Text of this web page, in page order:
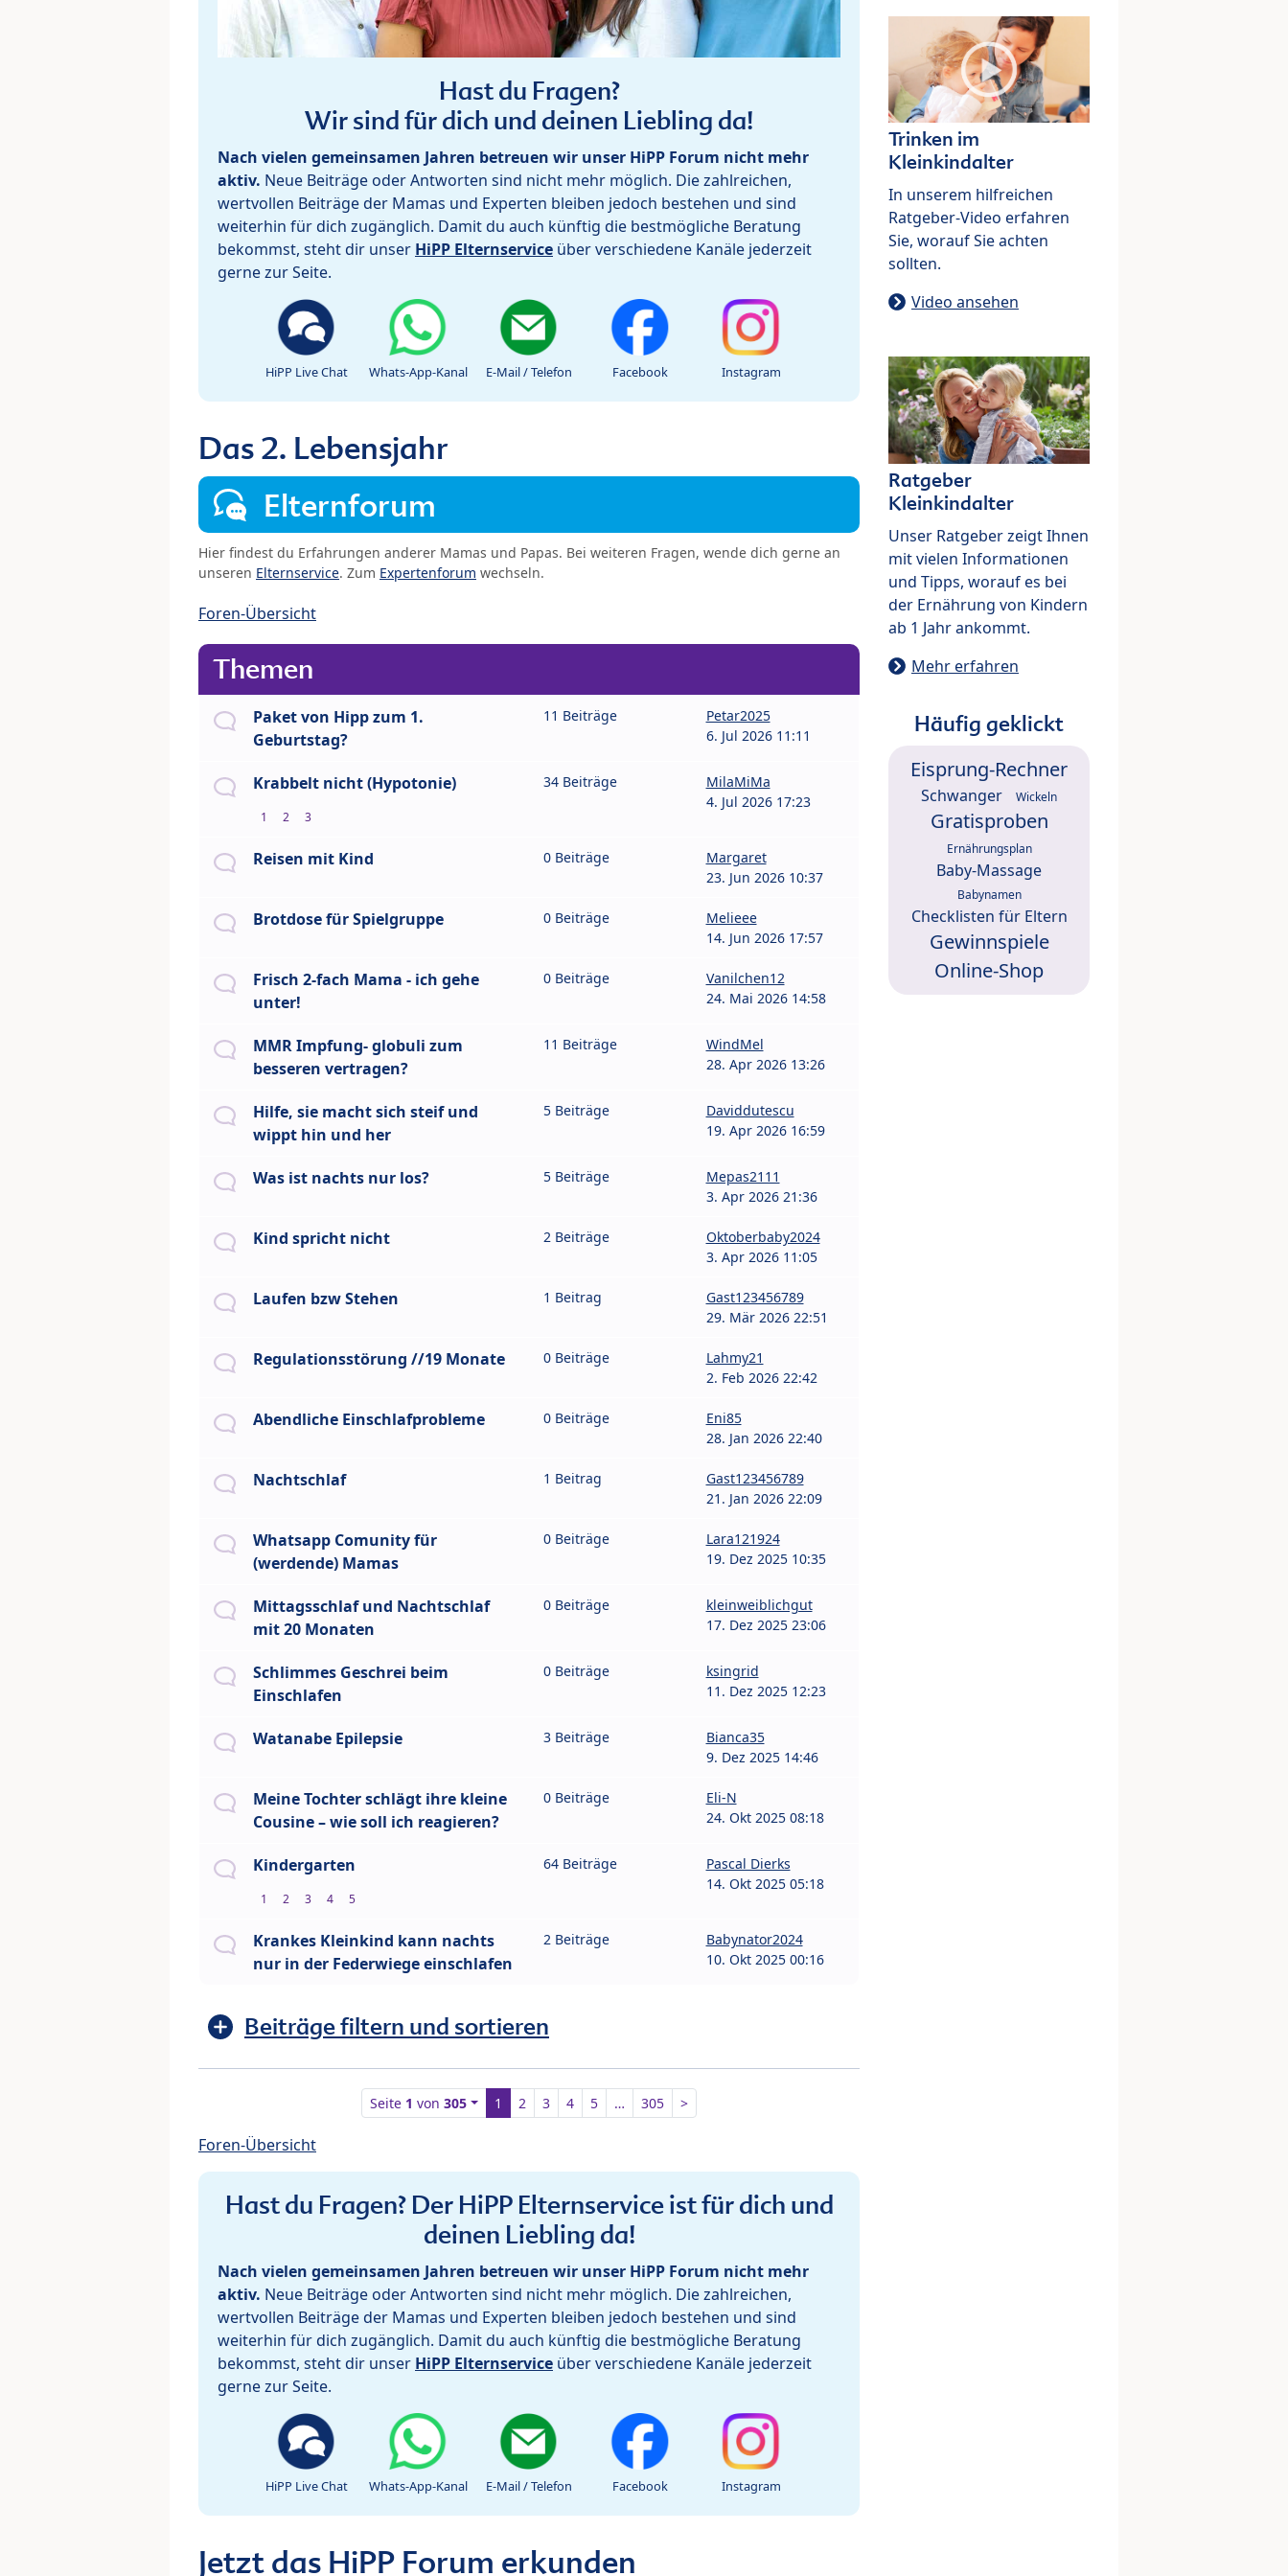
Hast du Fragen?
Wir sind für dich und deinen Liebling da!
Nach vielen gemeinsamen Jahren betreuen wir unser HiPP Forum nicht mehr
aktiv. Neue Beiträge oder Antworten sind nicht mehr möglich. Die zahlreichen,
wertvollen Beiträge der Mamas und Experten bleiben jedoch bestehen und sind
weiterhin für dich zugänglich. Damit du auch künftig die bestmögliche Beratung
bekommst, steht dir unser HiPP Elternservice über verschiedene Kanäle jederzeit
gerne zur Seite.
HiPP Live Chat Whats-App-Kanal E-Mail / Telefon Facebook Instagram
Das 2. Lebensjahr
Elternforum
Hier findest du Erfahrungen anderer Mamas und Papas. Bei weiteren Fragen, wende dich gerne an
unseren Elternservice. Zum Expertenforum wechseln.
Foren-Übersicht
Themen
Paket von Hipp zum 1.
Geburtstag?
11 Beiträge
Petar2025
6. Jul 2026 11:11
Krabbelt nicht (Hypotonie)
1 2 3
34 Beiträge
MilaMiMa
4. Jul 2026 17:23
Reisen mit Kind 0 Beiträge
Margaret
23. Jun 2026 10:37
Brotdose für Spielgruppe 0 Beiträge
Melieee
14. Jun 2026 17:57
Frisch 2-fach Mama - ich gehe
unter!
0 Beiträge
Vanilchen12
24. Mai 2026 14:58
MMR Impfung- globuli zum
besseren vertragen?
11 Beiträge
WindMel
28. Apr 2026 13:26
Hilfe, sie macht sich steif und
wippt hin und her
5 Beiträge
Daviddutescu
19. Apr 2026 16:59
Was ist nachts nur los? 5 Beiträge
Mepas2111
3. Apr 2026 21:36
Kind spricht nicht 2 Beiträge
Oktoberbaby2024
3. Apr 2026 11:05
Laufen bzw Stehen 1 Beitrag
Gast123456789
29. Mär 2026 22:51
Regulationsstörung //19 Monate 0 Beiträge
Lahmy21
2. Feb 2026 22:42
Abendliche Einschlafprobleme 0 Beiträge
Eni85
28. Jan 2026 22:40
Nachtschlaf 1 Beitrag
Gast123456789
21. Jan 2026 22:09
Whatsapp Comunity für
(werdende) Mamas
0 Beiträge
Lara121924
19. Dez 2025 10:35
Mittagsschlaf und Nachtschlaf
mit 20 Monaten
0 Beiträge
kleinweiblichgut
17. Dez 2025 23:06
Schlimmes Geschrei beim
Einschlafen
0 Beiträge
ksingrid
11. Dez 2025 12:23
Watanabe Epilepsie 3 Beiträge
Bianca35
9. Dez 2025 14:46
Meine Tochter schlägt ihre kleine
Cousine – wie soll ich reagieren?
0 Beiträge
Eli-N
24. Okt 2025 08:18
Kindergarten
1 2 3 4 5
64 Beiträge
Pascal Dierks
14. Okt 2025 05:18
Krankes Kleinkind kann nachts
nur in der Federwiege einschlafen
2 Beiträge
Babynator2024
10. Okt 2025 00:16
Beiträge filtern und sortieren
Seite 1 von305 1 2 3 4 5 … 305 >
Foren-Übersicht
Hast du Fragen? Der HiPP Elternservice ist für dich und
deinen Liebling da!
Nach vielen gemeinsamen Jahren betreuen wir unser HiPP Forum nicht mehr
aktiv. Neue Beiträge oder Antworten sind nicht mehr möglich. Die zahlreichen,
wertvollen Beiträge der Mamas und Experten bleiben jedoch bestehen und sind
weiterhin für dich zugänglich. Damit du auch künftig die bestmögliche Beratung
bekommst, steht dir unser HiPP Elternservice über verschiedene Kanäle jederzeit
gerne zur Seite.
HiPP Live Chat Whats-App-Kanal E-Mail / Telefon Facebook Instagram
Jetzt das HiPP Forum erkunden
Trinken im
Kleinkindalter
In unserem hilfreichen
Ratgeber-Video erfahren
Sie, worauf Sie achten
sollten.
Video ansehen
Ratgeber
Kleinkindalter
Unser Ratgeber zeigt Ihnen
mit vielen Informationen
und Tipps, worauf es bei
der Ernährung von Kindern
ab 1 Jahr ankommt.
Mehr erfahren
Häufig geklickt
Eisprung-Rechner
Schwanger Wickeln
Gratisproben
Ernährungsplan
Baby-Massage
Babynamen
Checklisten für Eltern
Gewinnspiele
Online-Shop